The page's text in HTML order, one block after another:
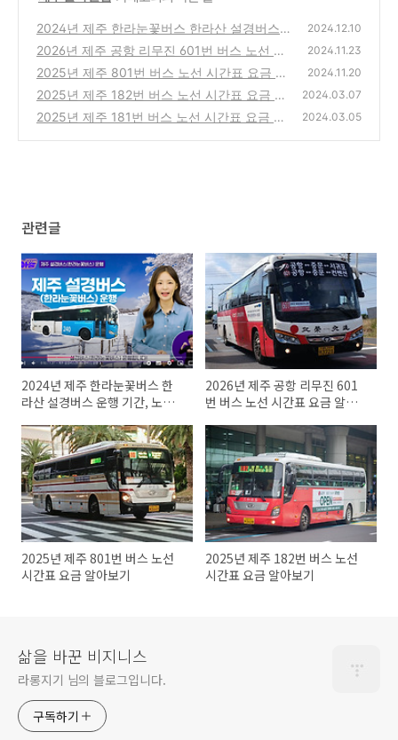
2024년 제주 한라눈꽃버스 한라산 설경버스
운행 기간, 노선, 한라산 탐방 예약
(2)
2024.12.10
2026년 제주 공항 리무진 601번 버스 노선 시
간표 요금 알아보기
(1)
2024.11.23
2025년 제주 801번 버스 노선 시간표 요금 알
아보기
(0)
2024.11.20
2025년 제주 182번 버스 노선 시간표 요금 알
아보기
(0)
2024.03.07
2025년 제주 181번 버스 노선 시간표 요금 알
2024.03.05
관련글
2024년 제주 한라눈꽃버스 한
라산 설경버스 운행 기간, 노선,
2026년 제주 공항 리무진 601
번 버스 노선 시간표 요금 알아
2025년 제주 801번 버스 노선
시간표 요금 알아보기
2025년 제주 182번 버스 노선
시간표 요금 알아보기
삶을 바꾼 비지니스
라롱지기 님의 블로그입니다.
구독하기